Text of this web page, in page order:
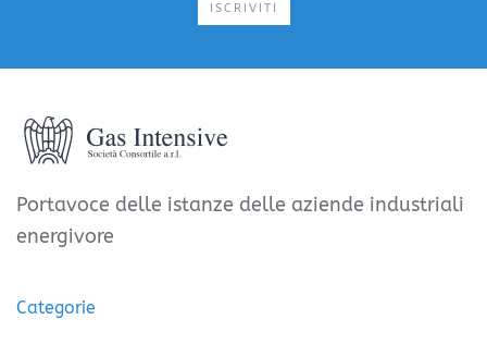
ISCRIVITI
Portavoce delle istanze delle aziende industriali
energivore
Categorie